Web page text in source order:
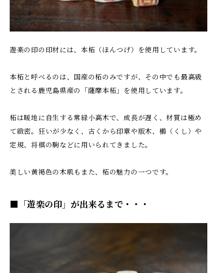
遊楽の印の印材には、本柘（ほんつげ）を使用しています。
本柘と呼べるのは、国産の柘のみですが、その中でも最高級
とされる鹿児島県産の「薩摩本柘」を使用しています。
柘は暖地に自生する常緑小高木で、成長が遅く、材質は極め
て緻密。狂いが少なく、古くから印章や版木、櫛（くし）や
定規、将棋の駒などに用いられてきました。
美しい黄褐色の木肌もまた、柘の魅力の一つです。
■「遊楽の印」が出来るまで・・・